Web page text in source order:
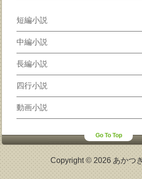
短編小説
中編小説
長編小説
四行小説
動画小説
Go To Top
Copyright © 2026 あかつ